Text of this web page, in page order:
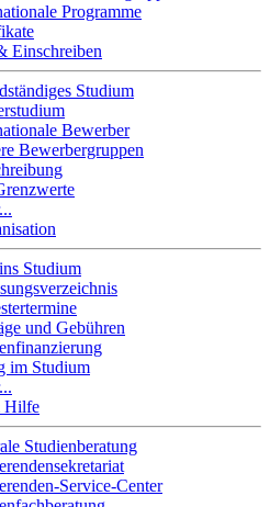
Programme
Einschreiben
Studium
Bewerber
Bewerbergruppen
Studium
und Gebühren
im Studium
Hilfe
Studienberatung
Service-Center